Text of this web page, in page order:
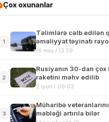
Çox oxunanlar
1
Təlimlərə cəlb edilən
əməliyyat təyinatı
Video
16 may / 13:59
2
Rusiyanın 30-dan çox
raketini məhv edilib
2 iyun / 09:03
3
Müharibə
məbləği artırıla bilər